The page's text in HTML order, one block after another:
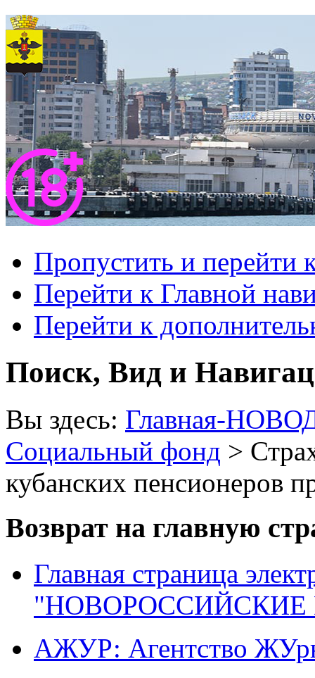
Пропустить и перейти
Перейти к Главной
Перейти к
Поиск, Вид и
Вы здесь: Главная-
Социальный фонд >
кубанских пенсионеров
Возврат на главную
Главная страница
"НОВОРОССИЙСКИЕ
АЖУР: Агентство